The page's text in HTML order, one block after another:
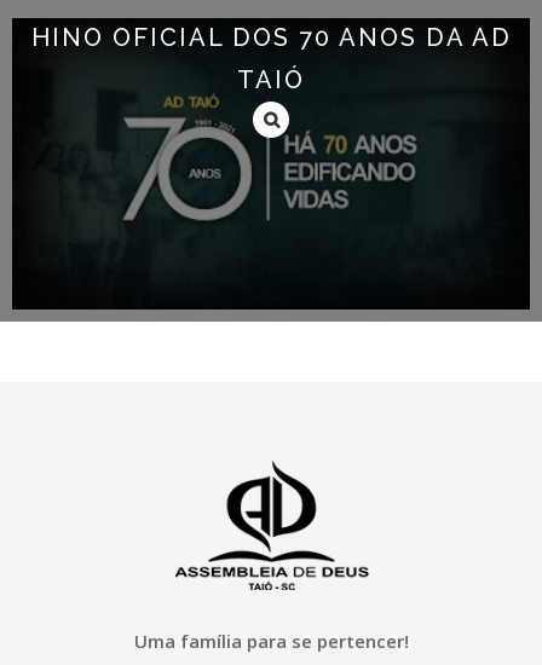
HINO OFICIAL DOS 70 ANOS DA AD
TAIÓ
Uma família para se pertencer!